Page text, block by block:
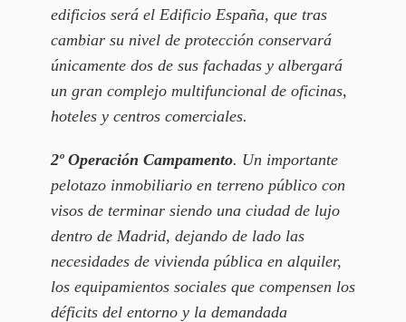
edificios será el Edificio España, que tras
cambiar su nivel de protección conservará
únicamente dos de sus fachadas y albergará
un gran complejo multifuncional de oficinas,
hoteles y centros comerciales.
2º Operación Campamento. Un importante
pelotazo inmobiliario en terreno público con
visos de terminar siendo una ciudad de lujo
dentro de Madrid, dejando de lado las
necesidades de vivienda pública en alquiler,
los equipamientos sociales que compensen los
déficits del entorno y la demandada